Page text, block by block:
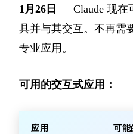
1月26日 — Claude 现在
具并与其交互。不再需
专业应用。
可用的交互式应用：
应用 可能